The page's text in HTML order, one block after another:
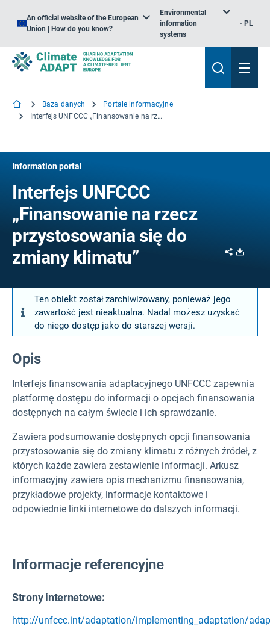
An official website of the European
Union | How do you know?
Environmental
information
systems
PL
Baza danych
Portale informacyjne
Interfejs UNFCCC „Finansowanie na rzecz przystosowania się do zmiany klimatu”
Information portal
Interfejs UNFCCC
„Finansowanie na rzecz
przystosowania się do
zmiany klimatu”
Share
Ten obiekt został zarchiwizowany, ponieważ jego
zawartość jest nieaktualna. Nadal możesz uzyskać
do niego dostęp jako do starszej wersji.
Opis
Interfejs finansowania adaptacyjnego UNFCCC zapewnia
platformę dostępu do informacji o opcjach finansowania
dostępnych na całym świecie i ich sprawdzanie.
Zawiera podsumowanie dostępnych opcji finansowania
przystosowania się do zmiany klimatu z różnych źródeł, z
których każde zawiera zestawienie informacji. Arkusz
informacyjny zawiera opis mechanizmu finansowania,
przykładowe projekty, informacje kontaktowe i
odpowiednie linki internetowe do dalszych informacji.
Informacje referencyjne
Strony internetowe:
http://unfccc.int/adaptation/implementing_adaptation/